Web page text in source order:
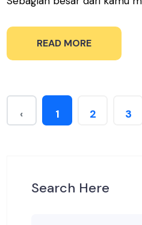
READ MORE
‹ 1 2 3
Search Here